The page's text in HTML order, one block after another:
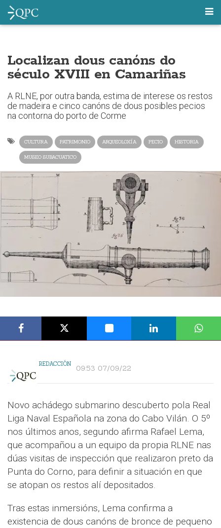
Localizan dous canóns do
século XVIII en Camariñas
A RLNE, por outra banda, estima de interese os restos
de madeira e cinco canóns de dous posibles pecios
na contorna do porto de Corme
CULTURA PATRIMONIO ARQUEOLOXÍA PECIO HISTORIA
MUSEO SUBACUATICO
REDACCIÓN 09:53 07/09/22
Novo achádego submarino descuberto pola Real
Liga Naval Española na zona do Cabo Vilán. O 5º
nos últimos anos, segundo afirma Rafael Lema,
que acompañou a un equipo da propia RLNE nas
dúas visitas de inspección que realizaron preto da
Punta do Corno, para definir a situación en que
se atopan os restos alí depositados.
Tras estas inmersións, Lema confirma a
existencia de dous canóns de bronce de pequeno